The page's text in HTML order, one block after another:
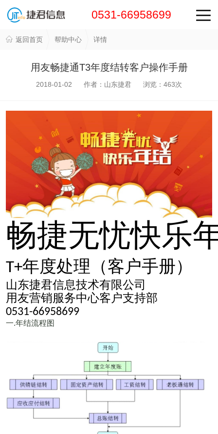
0531-66958699
返回首页 帮助中心 详情
用友畅捷通T3年度结转客户操作手册
2018-01-02 作者：山东捷君 浏览： 463次
畅捷无忧快乐
T+年度处理（客户手册）
山东捷君信息技术有限公司
用友营销服务中心客户支持部
0531-66958699
一.年结流程图